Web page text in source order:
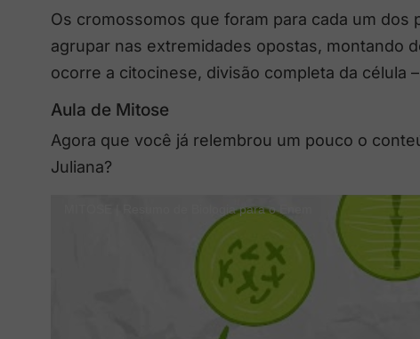
Os cromossomos que foram para cada um
agrupar nas extremidades opostas, montando
ocorre a citocinese, divisão completa da célula
Aula de Mitose
Agora que você já relembrou um pouco o
Juliana?
MITOSE | Resumo de Biologia para o Enem